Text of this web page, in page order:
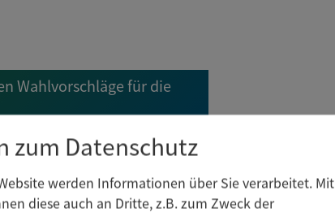
Wahlvorschläge für die
zum Datenschutz
werden Informationen über Sie verarbeitet. Mit
diese auch an Dritte, z.B. zum Zweck der